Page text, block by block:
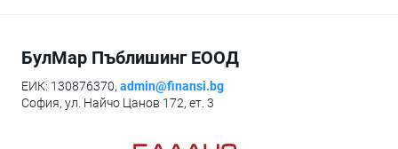
БулМар Пъблишинг ЕООД
ЕИК: 130876370, admin@finansi.bg
София, ул. Найчо Цанов 172, ет. 3